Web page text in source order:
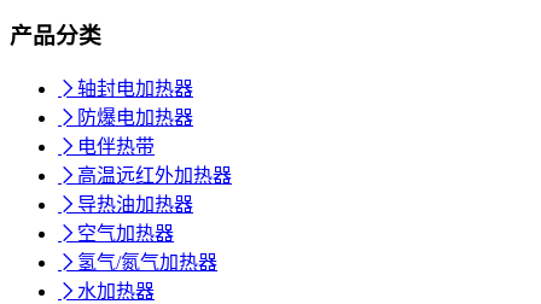
产品分类
 轴封电加热器
 防爆电加热器
 电伴热带
 高温远红外加热器
 导热油加热器
 空气加热器
 氢气/氮气加热器
 水加热器